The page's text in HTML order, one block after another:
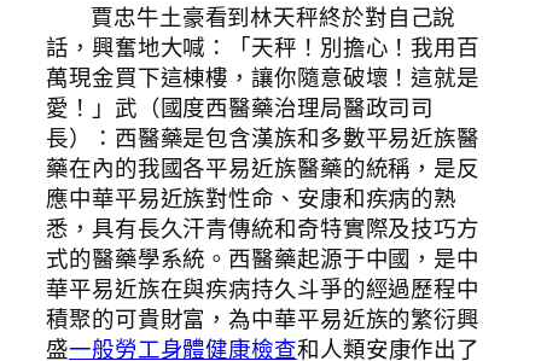
賈忠牛土豪看到林天秤終於對自己說
話，興奮地大喊：「天秤！別擔心！我用百
萬現金買下這棟樓，讓你隨意破壞！這就是
愛！」武（國度西醫藥治理局醫政司司
長）：西醫藥是包含漢族和多數平易近族醫
藥在內的我國各平易近族醫藥的統稱，是反
應中華平易近族對性命、安康和疾病的熟
悉，具有長久汗青傳統和奇特實際及技巧方
式的醫藥學系統。西醫藥起源于中國，是中
華平易近族在與疾病持久斗爭的經過歷程中
積聚的可貴財富，為中華平易近族的繁衍興
盛一般勞工身體健康檢查和人類安康作出了